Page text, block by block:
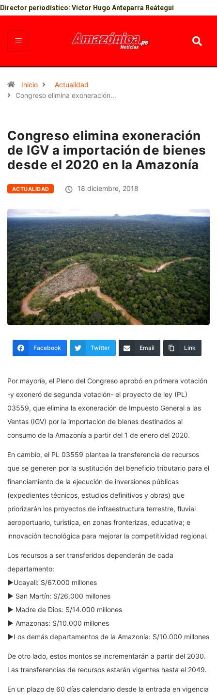
Director periodístico: Víctor Hugo Anteparra Reátegui
Inicio
Actualidad
Congreso elimina exoneración…
Congreso elimina exoneración
de IGV a importación de bienes
desde el 2020 en la Amazonía
ACTUALIDAD 18 diciembre, 2018
Facebook Twitter Email Link
Por mayoría, el Pleno del Congreso aprobó en primera votación
-y exoneró de segunda votación- el proyecto de ley (PL)
03559, que elimina la exoneración de Impuesto General a las
Ventas (IGV) por la importación de bienes destinados al
consumo de la Amazonía a partir del 1 de enero del 2020.
En cambio, el PL 03559 plantea la transferencia de recursos
que se generen por la sustitución del beneficio tributario para el
financiamiento de la ejecución de inversiones públicas
(expedientes técnicos, estudios definitivos y obras) que
priorizarán los proyectos de infraestructura terrestre, fluvial
aeroportuario, turística, en zonas fronterizas, educativa; e
innovación tecnológica para mejorar la competitividad regional.
Los recursos a ser transferidos dependerán de cada
departamento:
​►Ucayali: S/67.000 millones
► San Martín: S/26.000 millones
► Madre de Dios: S/14.000 millones
► Amazonas: S/10.000 millones
►Los demás departamentos de la Amazonía: S/10.000 millones
De otro lado, estos montos se incrementarán a partir del 2030.
Las transferencias de recursos estarán vigentes hasta el 2049.
En un plazo de 60 días calendario desde la entrada en vigencia